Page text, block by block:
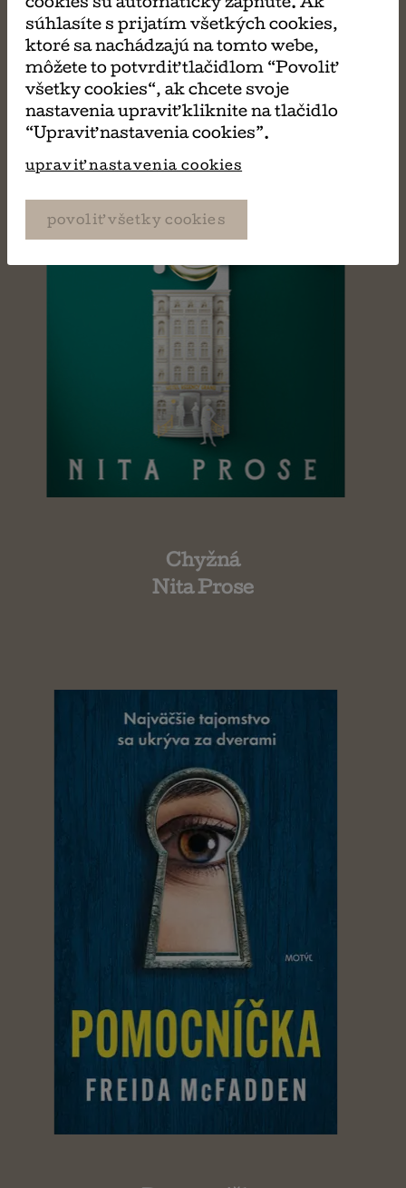
Chyžná
Nita Prose
cookies sú automaticky zapnuté. Ak
súhlasíte s prijatím všetkých cookies,
ktoré sa nachádzajú na tomto webe,
môžete to potvrdiť tlačidlom “Povoliť
všetky cookies“, ak chcete svoje
nastavenia upraviť kliknite na tlačidlo
“Upraviť nastavenia cookies”.
upraviť nastavenia cookies
povoliť všetky cookies